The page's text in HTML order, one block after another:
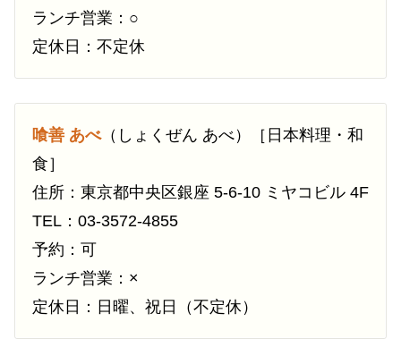
ランチ営業：○
定休日：不定休
喰善 あべ（しょくぜん あべ）［日本料理・和
食］
住所：東京都中央区銀座 5-6-10 ミヤコビル 4F
TEL：03-3572-4855
予約：可
ランチ営業：×
定休日：日曜、祝日（不定休）